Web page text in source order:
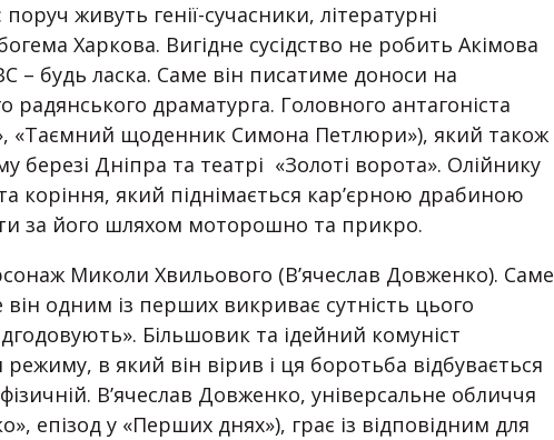
живуть генії-сучасники, літературні
Харкова. Вигідне сусідство не робить Акімова
– будь ласка. Саме він писатиме доноси на
радянського драматурга. Головного антагоніста
«Таємний щоденник Симона Петлюри»), який також
березі Дніпра та театрі «Золоті ворота». Олійнику
коріння, який піднімається кар’єрною драбиною
за його шляхом моторошно та прикро.
Миколи Хвильового (В’ячеслав Довженко). Саме
він одним із перших викриває сутність цього
Більшовик та ідейний комуніст
в який він вірив і ця боротьба відбувається
В’ячеслав Довженко, універсальне обличчя
епізод у «Перших днях»), грає із відповідним для